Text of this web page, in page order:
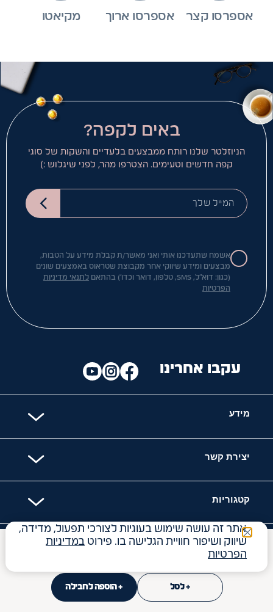
17
₪
+ לסל + הוספה לחבילה
אספרסו קצר אספרסו ארוך מקיאטו
באים לקפה?
הניוזלטר שלנו רותח ממבצעים בלעדיים והשקות של סוגי
קפה חדשים וטעימים. הצטרפו מהר, לפני שיגלוש :)
המייל שלך
אשמח שתעדכנו אותי ואני מאשר/ת קבלת מידע על הטבות,
מבצעים ומידע שיווקי אחר מקבוצת שטראוס באמצעים שונים
(כגון: דוא"ל, SMS, טלפון, דואר וכדו') בהתאם
לתנאי מדיניות
הפרטיות
מידע
יצירת קשר
קטגוריות
עקבו אחרינו
האתר מאובטח עם
אתר זה עושה שימוש בעוגיות לצורכי תפעול, מדידה,
שיווק ושיפור חוויית הגלישה בו. פירוט במדיניות
הפרטיות